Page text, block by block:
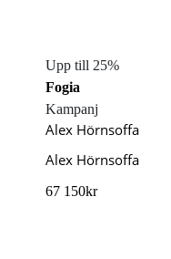
Upp till 25%
Fogia
Kampanj
Alex Hörnsoffa
Alex Hörnsoffa
67 150kr